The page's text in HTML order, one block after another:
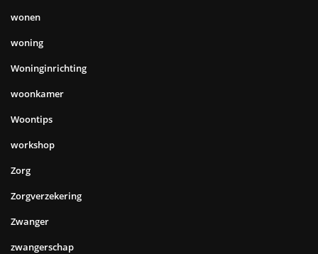
wonen
woning
Woninginrichting
woonkamer
Woontips
workshop
Zorg
Zorgverzekering
Zwanger
zwangerschap